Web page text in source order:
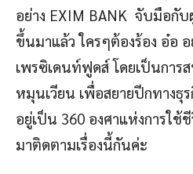
อย่าง EXIM BANK จับมือกั
ขึ้นมาแล้ว ใครๆต้องร้อง อ๋อ
เพรซิเดนท์ฟูดส์ โดยเป็นการ
หมุนเวียน เพื่อสยายปีกทางธุ
อยู่เป็น 360 องศาแห่งการใ
มาติดตามเรื่องนี้กันค่ะ